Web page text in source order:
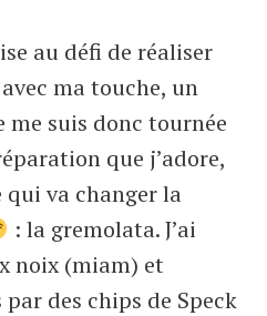
au défi de réaliser
ma touche, un
suis donc tournée
que j’adore,
va changer la
: la gremolata. J’ai
noix (miam) et
des chips de Speck